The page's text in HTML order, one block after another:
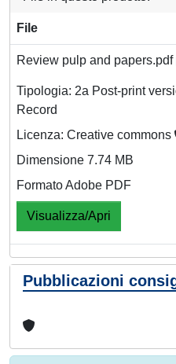
File
Review pulp and papers.pdf
Tipologia: 2a Post-print
Record
Licenza: Creative commons
Dimensione 7.74 MB
Formato Adobe PDF
Visualizza/Apri
Pubblicazioni